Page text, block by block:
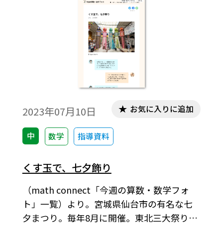
2023年07月10日
中 数学 指導資料
お気に入りに追加
くす玉で、七夕飾り
（math connect「今週の算数・数学フォ
ト」一覧）より。宮城県仙台市の有名な七
夕まつり。毎年8月に開催。東北三大祭りの